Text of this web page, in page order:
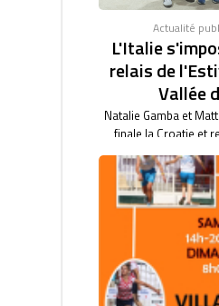
Actualité
L'Italie
relais de
Vallée
Natalie Gamba et
finale la Croatie et